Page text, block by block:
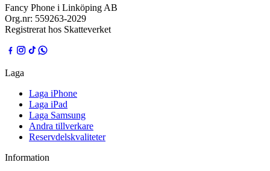
Fancy Phone i Linköping AB
Org.nr: 559263-2029
Registrerat hos Skatteverket
Laga
Laga iPhone
Laga iPad
Laga Samsung
Andra tillverkare
Reservdelskvaliteter
Information